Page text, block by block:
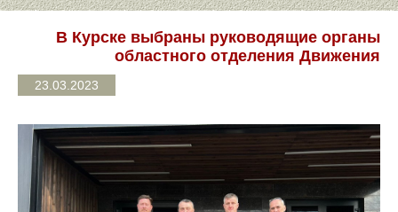
В Курске выбраны руководящие органы
областного отделения Движения
23.03.2023